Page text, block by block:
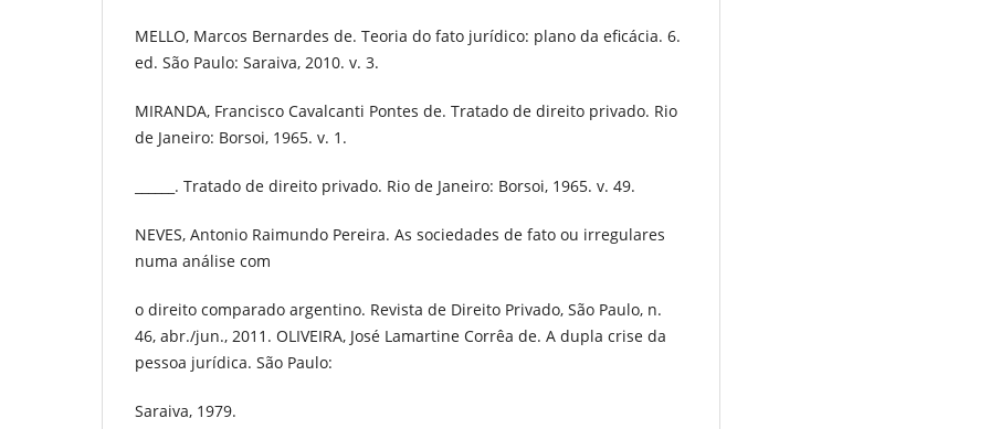
MELLO, Marcos Bernardes de. Teoria do fato jurídico: plano da eficácia. 6.
ed. São Paulo: Saraiva, 2010. v. 3.
MIRANDA, Francisco Cavalcanti Pontes de. Tratado de direito privado. Rio
de Janeiro: Borsoi, 1965. v. 1.
______. Tratado de direito privado. Rio de Janeiro: Borsoi, 1965. v. 49.
NEVES, Antonio Raimundo Pereira. As sociedades de fato ou irregulares
numa análise com
o direito comparado argentino. Revista de Direito Privado, São Paulo, n.
46, abr./jun., 2011. OLIVEIRA, José Lamartine Corrêa de. A dupla crise da
pessoa jurídica. São Paulo:
Saraiva, 1979.